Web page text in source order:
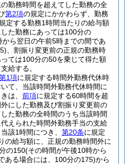
勤務時間を超えてした勤務の全
第2項の規定にかかわらず、勤務
定する勤務1時間当たりの給与額
た勤務にあっては100分の
ら翌日の午前5時までの間であ
、割振り変更前の正規の勤務時
ては100分の50を乗じて得た額
給する。
1項に規定する時間外勤務代休時
て、当該時間外勤務代休時間に
は、 前項に規定する60時間を超
にした勤務及び割振り変更前の
た勤務の全時間のうち当該時間
えられた時間外勤務手当の支給
該1時間につき、 第20条に規定
の給与額に、正規の勤務時間外に
の150(その時間が午後10時から
ある場合には、100分の175)から